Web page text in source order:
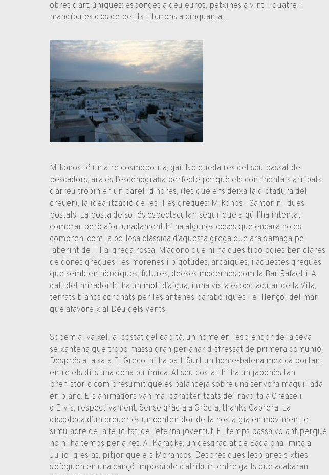
obres d’art, úniques: esponges a deu euros, petxines a vint-i-quatre i
mandíbules d’os de petits tiburons a cinquanta…
Mikonos té un aire cosmopolita, gai. No queda res del seu passat de
pescadors, ara és l’escenografia perfecte perquè els continentals arribats
d’arreu trobin en un parell d’hores, (les que ens deixa la dictadura del
creuer), la idealització de les illes gregues: Mikonos i Santorini, dues
postals. La posta de sol és espectacular: segur que algú l’ha intentat
comprar però afortunadament hi ha algunes coses que encara no es
compren, com la bellesa clàssica d’aquesta grega que ara s’amaga pel
laberint de l’illa, grega rossa. M’adono que hi ha dues tipologies ben clares
de dones gregues: les morenes i bigotudes, arcaiques, i aquestes gregues
que semblen nòrdiques, futures, deeses modernes com la Bar Rafaelli. A
dalt del mirador hi ha un molí d’aigua, i una vista espectacular de la Vila,
terrats blancs coronats per les antenes parabòliques i el llençol del mar
que afavoreix al Déu dels vents.
Sopem al vaixell al costat del capità, un home en l’esplendor de la seva
seixantena que trobo massa gran per anar disfressat de primera comunió.
Després a la sala El Greco, hi ha ball. Surt un home-balena mexicà portant
entre els dits una dona bulímica. Al seu costat, hi ha un japonès tan
prehistòric com presumit que es balanceja sobre una senyora maquillada
en blanc. Els animadors van mal caracteritzats de Travolta a Grease i
d’Elvis, respectivament. Sense gràcia a Grècia, thanks Cabrera. La
discoteca d’un creuer és un contenidor de la nostàlgia en moviment, el
simulacre de la felicitat, de l’eterna joventut. El temps passa volant perquè
no hi ha temps per a res. Al Karaoke, un desgraciat de Badalona imita a
Julio Iglesias, pitjor que els Morancos. Després dues lesbianes sixties
s’ofeguen en una cançó impossible d’atribuir, entre galls que acabaran